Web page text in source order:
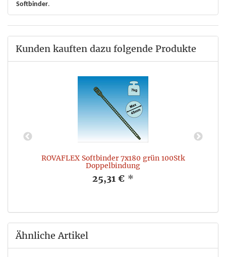
Softbinder.
Kunden kauften dazu folgende Produkte
ROVAFLEX Softbinder 7x180 grün 100Stk
Doppelbindung
25,31 € *
Ähnliche Artikel